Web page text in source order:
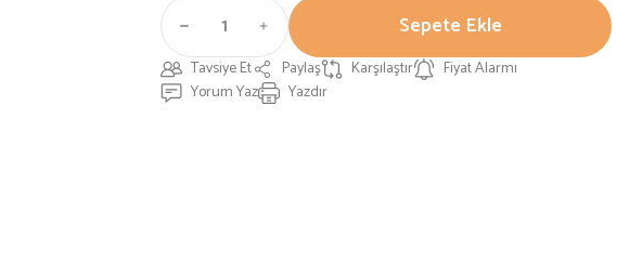
Sepete Ekle
Tavsiye Et Paylaş Karşılaştır
Fiyat Alarmı
Yorum Yaz
Yazdır